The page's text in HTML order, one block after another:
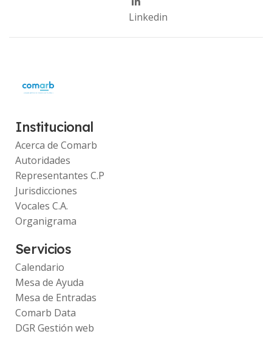
Linkedin
Institucional
Acerca de Comarb
Autoridades
Representantes C.P
Jurisdicciones
Vocales C.A.
Organigrama
Servicios
Calendario
Mesa de Ayuda
Mesa de Entradas
Comarb Data
DGR Gestión web